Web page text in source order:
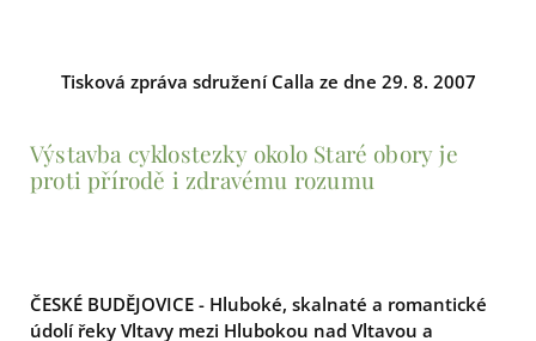
Tisková zpráva sdružení Calla ze dne 29. 8. 2007
Výstavba cyklostezky okolo Staré obory je
proti přírodě i zdravému rozumu
ČESKÉ BUDĚJOVICE - Hluboké, skalnaté a romantické
údolí řeky Vltavy mezi Hlubokou nad Vltavou a